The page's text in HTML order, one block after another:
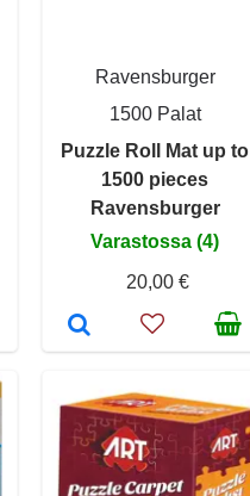
Ravensburger
1500 Palat
Puzzle Roll Mat up to
1500 pieces
Ravensburger
Varastossa (4)
20,00 €